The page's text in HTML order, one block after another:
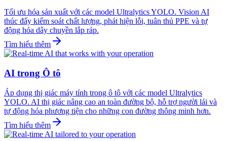
Tối ưu hóa sản xuất với các model Ultralytics YOLO. Vision AI
thúc đẩy kiểm soát chất lượng, phát hiện lỗi, tuân thủ PPE và tự
động hóa dây chuyền lắp ráp.
Tìm hiểu thêm
AI trong Ô tô
Áp dụng thị giác máy tính trong ô tô với các model Ultralytics
YOLO. AI thị giác nâng cao an toàn đường bộ, hỗ trợ người lái và
tự động hóa phương tiện cho những con đường thông minh hơn.
Tìm hiểu thêm